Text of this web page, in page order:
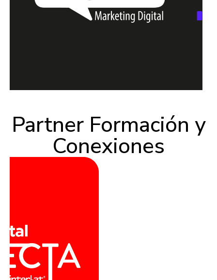
Partner Formación y
Conexiones